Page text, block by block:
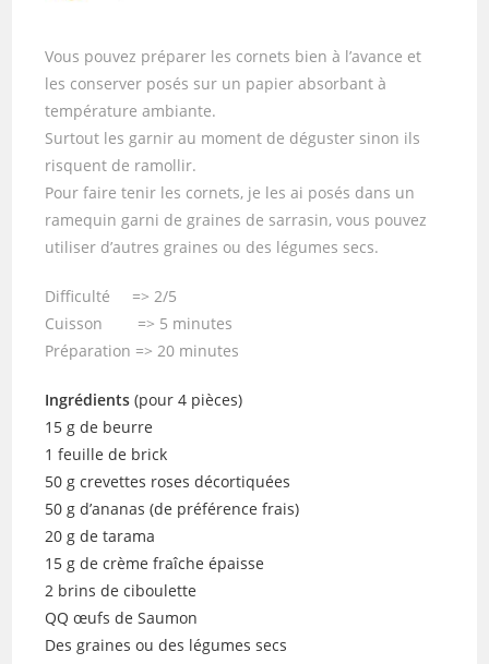
Vous pouvez préparer les cornets bien à l’avance et
les conserver posés sur un papier absorbant à
température ambiante.
Surtout les garnir au moment de déguster sinon ils
risquent de ramollir.
Pour faire tenir les cornets, je les ai posés dans un
ramequin garni de graines de sarrasin, vous pouvez
utiliser d’autres graines ou des légumes secs.
Difficulté => 2/5
Cuisson => 5 minutes
Préparation => 20 minutes
Ingrédients (pour 4 pièces)
15 g de beurre
1 feuille de brick
50 g crevettes roses décortiquées
50 g d’ananas (de préférence frais)
20 g de tarama
15 g de crème fraîche épaisse
2 brins de ciboulette
QQ œufs de Saumon
Des graines ou des légumes secs